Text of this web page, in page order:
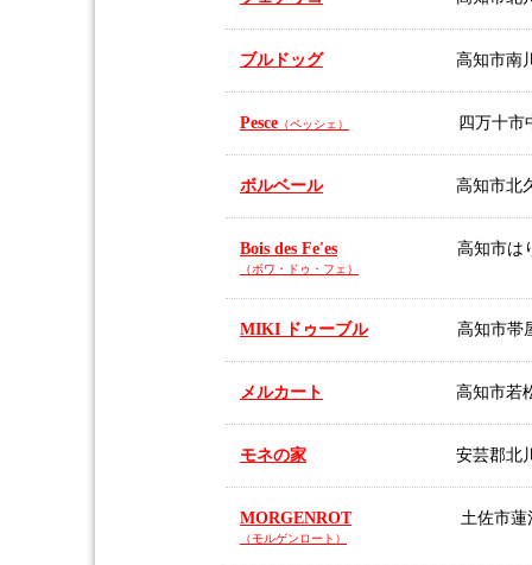
ブルドッグ 高知市南
Pesce （ペッシェ） 四万十市
ボルベール 高知市北
Bois des Fe'es
（ボワ・ドゥ・フェ）
高知市は
MIKI ドゥーブル 高知市帯
メルカート 高知市若
モネの家 安芸郡北
MORGENROT
（モルゲンロート）
土佐市蓮